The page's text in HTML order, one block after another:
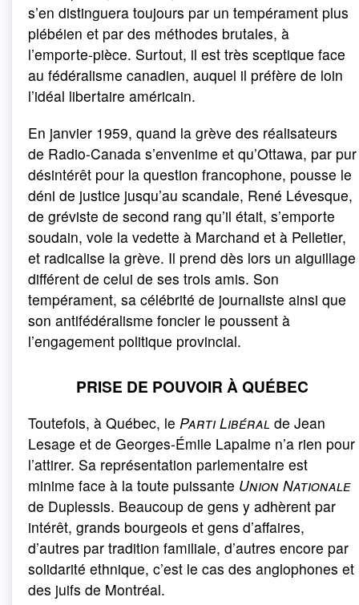
s’en distinguera toujours par un tempérament plus
plébéien et par des méthodes brutales, à
l’emporte-pièce. Surtout, il est très sceptique face
au fédéralisme canadien, auquel il préfère de loin
l’idéal libertaire américain.
En janvier 1959, quand la grève des réalisateurs
de Radio-Canada s’envenime et qu’Ottawa, par pur
désintérêt pour la question francophone, pousse le
déni de justice jusqu’au scandale, René Lévesque,
de gréviste de second rang qu’il était, s’emporte
soudain, vole la vedette à Marchand et à Pelletier,
et radicalise la grève. Il prend dès lors un aiguillage
différent de celui de ses trois amis. Son
tempérament, sa célébrité de journaliste ainsi que
son antifédéralisme foncier le poussent à
l’engagement politique provincial.
PRISE DE POUVOIR À QUÉBEC
Toutefois, à Québec, le Parti Libéral de Jean
Lesage et de Georges-Émile Lapalme n’a rien pour
l’attirer. Sa représentation parlementaire est
minime face à la toute puissante Union Nationale
de Duplessis. Beaucoup de gens y adhèrent par
intérêt, grands bourgeois et gens d’affaires,
d’autres par tradition familiale, d’autres encore par
solidarité ethnique, c’est le cas des anglophones et
des juifs de Montréal.